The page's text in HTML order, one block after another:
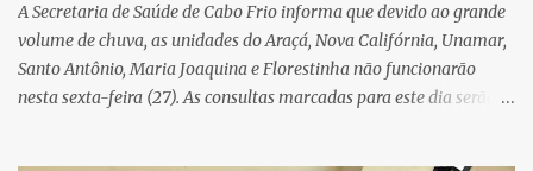
A Secretaria de Saúde de Cabo Frio informa que devido ao grande
volume de chuva, as unidades do Araçá, Nova Califórnia, Unamar,
Santo Antônio, Maria Joaquina e Florestinha não funcionarão
nesta sexta-feira (27). As consultas marcadas para este dia serão